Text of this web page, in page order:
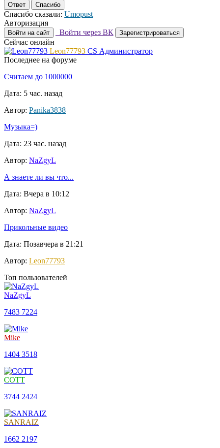
Ответ Спасибо
Спасибо сказали: Umopust
Авторизация
Войти на сайт Войти через ВК Зарегистрироваться
Сейчас онлайн
Leon77793 CS Администратор
Последнее на форуме
Считаем до 1000000
Дата: 5 час. назад
Автор: Panika3838
Музыка=)
Дата: 23 час. назад
Автор: NaZgyL
А знаете ли вы что...
Дата: Вчера в 10:12
Автор: NaZgyL
Прикольные видео
Дата: Позавчера в 21:21
Автор: Leon77793
Топ пользователей
NaZgyL
7483 7224
Mike
1404 3518
COTT
3744 2424
SANRAIZ
1662 2197